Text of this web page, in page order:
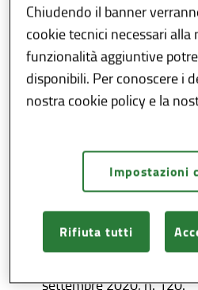
Lapiattaforma SEND
uno strumento che
da parte della Pubblica
sicuro, efficiente ed
Tale procedura è
decreto legge 16
settembre 2020, n. 120.
Chiudendo il banner
cookie tecnici necessari alla
funzionalità aggiuntive
disponibili. Per conoscere i
nostra cookie policy e la
Impostazioni
Rifiuta tutti